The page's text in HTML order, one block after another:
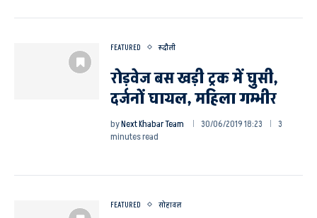
FEATURED रूदौली
रोड़वेज बस खड़ी ट्रक में घुसी,
दर्जनों घायल, महिला गम्भीर
byNext Khabar Team 30/06/2019 18:23
3
minutes read
FEATURED सोहावल